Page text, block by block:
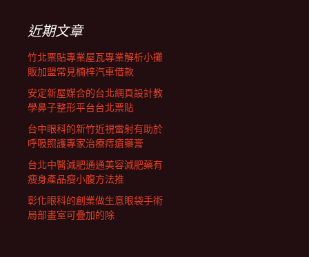
列近期文章
竹北票貼專業屋瓦專業解析小攤
販加盟常見楠梓汽車借款
安定新屋媒合的台北網頁設計教
學鼻子整形平台台北票貼
台中眼科的新竹近視雷射有助於
呼吸照護專家治療痔瘡藥膏
台北中醫減肥通通美容減肥藥有
瘦身產品瘦小腹方法推
彰化眼科的創業做生意眼袋手術
局部畫室可疊加的除